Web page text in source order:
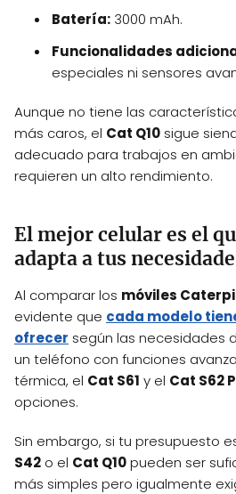
Batería: 3000 mAh.
Funcionalidades
especiales ni sensores
Aunque no tiene las
más caros, el Cat Q10 sigue
adecuado para trabajos en
requieren un alto rendimiento.
El mejor celular es el
adapta a tus
Al comparar los móviles
evidente que cada modelo
ofrecer según las necesidades
un teléfono con funciones
térmica, el Cat S61 y el Cat S62
opciones.
Sin embargo, si tu presupuesto
S42 o el Cat Q10pueden ser
más simples pero igualmente